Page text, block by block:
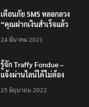
เตือนภัย SMS หลอกลวง
“คุณฝากเงินสำเร็จแล้ว
200,000 บาท”
24 มีนาคม 2021
รู้จัก Traffy Fondue –
แจ้งผ่านไลน์ได้ไม่ต้อง
ทั่วไทย ไม่ใช่แค่ในกรุง
25 มิถุนายน 2022